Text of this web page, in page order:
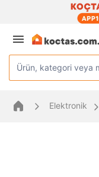
Ürün, kategori veya
Elektronik